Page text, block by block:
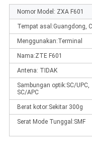
Nomor Model: ZXA F601
Tempat asal:Guangdong,
Menggunakan:Terminal
Nama:ZTE F601
Antena: TIDAK
Sambungan optik:SC/UPC,
SC/APC
Berat kotor:Sekitar 300g
Serat Mode Tunggal:SMF